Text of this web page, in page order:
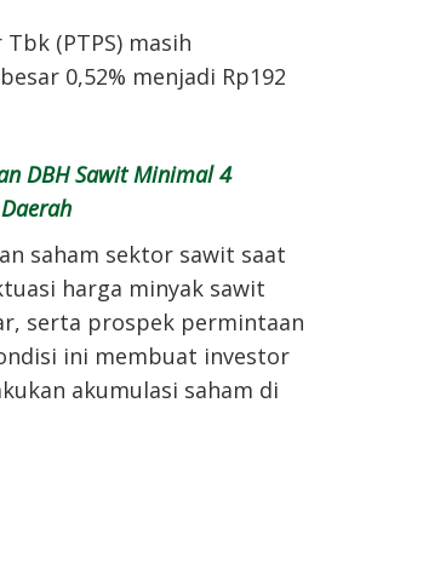
(PTPS) masih
0,52% menjadi Rp192
DBH Sawit Minimal 4
saham sektor sawit saat
harga minyak sawit
serta prospek permintaan
ini membuat investor
akumulasi saham di